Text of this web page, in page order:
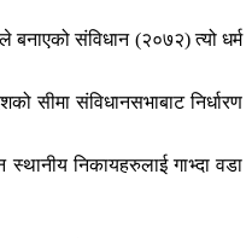
बनाएको संविधान (२०७२) त्यो धर्म
सीमा संविधानसभाबाट निर्धारण
निकायहरुलाई गाभ्दा वडा